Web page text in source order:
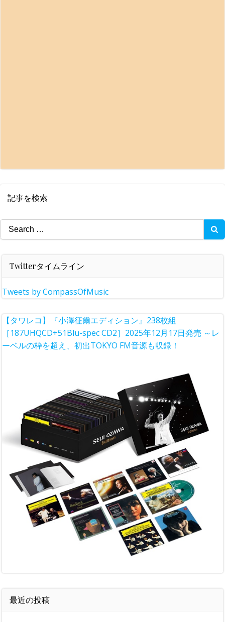
記事を検索
Search
for:
Twitterタイムライン
Tweets by CompassOfMusic
【タワレコ】『小澤征爾エディション』238枚組
［187UHQCD+51Blu-spec CD2］2025年12月17日発売 ～レ
ーベルの枠を超え、初出TOKYO FM音源も収録！
最近の投稿